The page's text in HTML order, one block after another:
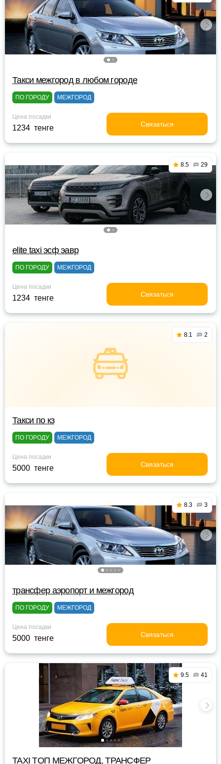
Такси межгород в любом городе
ПО ГОРОДУ МЕЖГОРОД
Цена посадки
1234 тенге Связаться
8.5 29
elite taxi эсф эавр
ПО ГОРОДУ МЕЖГОРОД
Цена посадки
1234 тенге Связаться
8.1 2
Такси по кз
ПО ГОРОДУ МЕЖГОРОД
Цена посадки
5000 тенге Связаться
8.3 3
трансфер аэропорт и межгород
ПО ГОРОДУ МЕЖГОРОД
Цена посадки
5000 тенге Связаться
9.5 41
TAXI TOП МЕЖГОРОД, ТРАНСФЕР